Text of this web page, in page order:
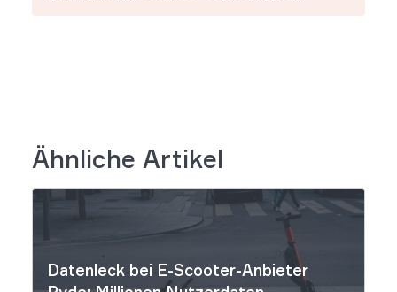
Ähnliche Artikel
Datenleck bei E-Scooter-Anbieter